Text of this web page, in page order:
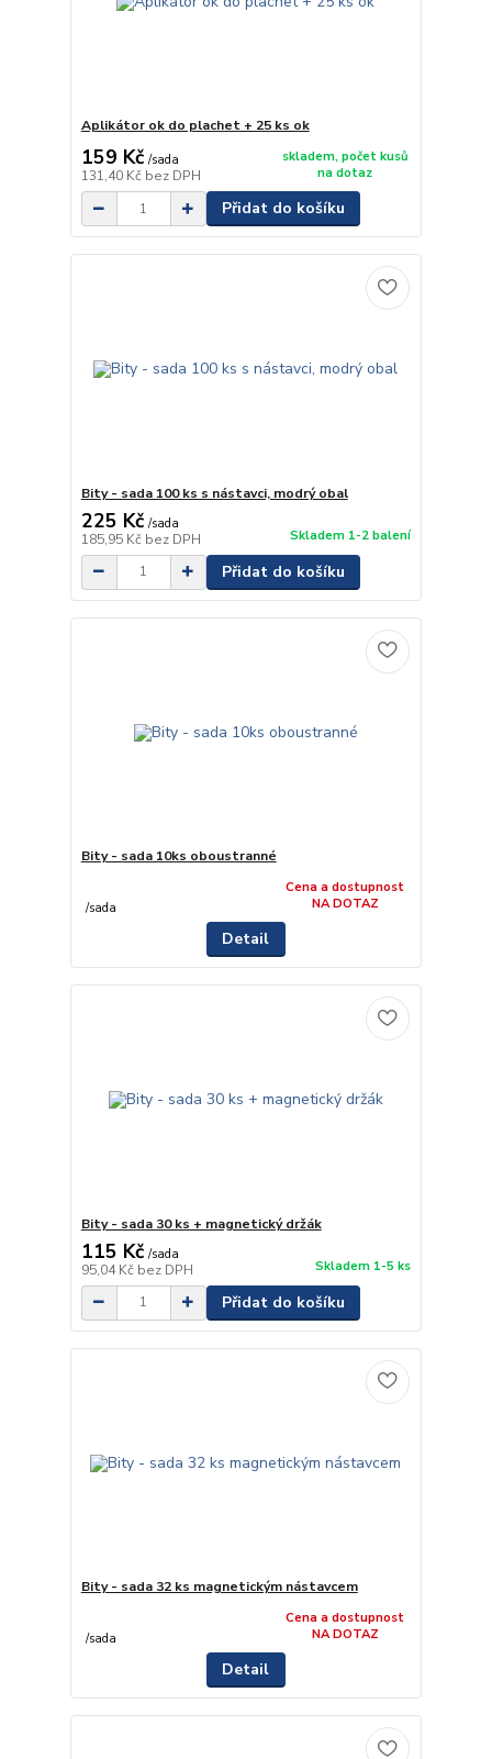
Aplikátor ok do plachet + 25 ks ok
159 Kč /sada
131,40 Kč bez DPH
skladem, počet kusů
na dotaz
Přidat do košíku
Bity - sada 100 ks s nástavci, modrý obal
225 Kč /sada
185,95 Kč bez DPH Skladem 1-2 balení
Přidat do košíku
Bity - sada 10ks oboustranné
/sada
Cena a dostupnost
NA DOTAZ
Detail
Bity - sada 30 ks + magnetický držák
115 Kč /sada
95,04 Kč bez DPH Skladem 1-5 ks
Přidat do košíku
Bity - sada 32 ks magnetickým nástavcem
/sada
Cena a dostupnost
NA DOTAZ
Detail